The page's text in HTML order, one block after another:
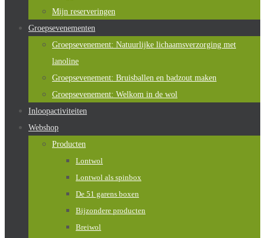
Mijn reserveringen
Groepsevenementen
Groepsevenement: Natuurlijke lichaamsverzorging met
lanoline
Groepsevenement: Bruisballen en badzout maken
Groepsevenement: Welkom in de wol
Inloopactiviteiten
Webshop
Producten
Lontwol
Lontwol als spinbox
De 51 garens boxen
Bijzondere producten
Breiwol